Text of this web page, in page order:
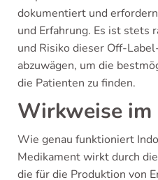
dokumentiert und
und Erfahrung. Es ist stets
und Risiko dieser Off-
abzuwägen, um die
die Patienten zu finden.
Wirkweise im
Wie genau funktioniert
Medikament wirkt durch
die für die Produktion von